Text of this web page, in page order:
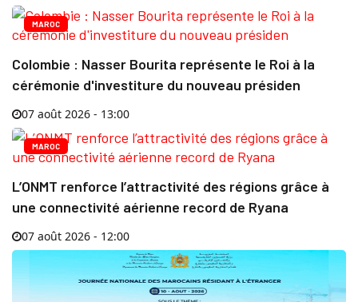
MAROC
Colombie : Nasser Bourita représente le Roi à la
cérémonie d'investiture du nouveau présiden
07 août 2026 - 13:00
MAROC
L’ONMT renforce l’attractivité des régions grâce à
une connectivité aérienne record de Ryana
07 août 2026 - 12:00